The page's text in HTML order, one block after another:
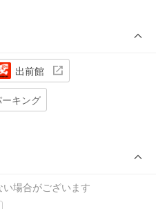
出前館
ーキング
場合がございます